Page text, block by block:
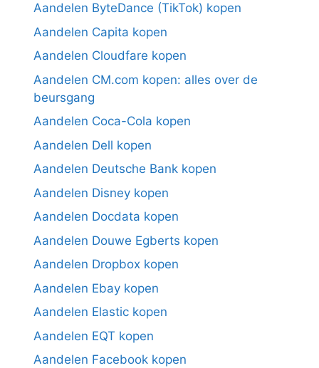
Aandelen ByteDance (TikTok) kopen
Aandelen Capita kopen
Aandelen Cloudfare kopen
Aandelen CM.com kopen: alles over de
beursgang
Aandelen Coca-Cola kopen
Aandelen Dell kopen
Aandelen Deutsche Bank kopen
Aandelen Disney kopen
Aandelen Docdata kopen
Aandelen Douwe Egberts kopen
Aandelen Dropbox kopen
Aandelen Ebay kopen
Aandelen Elastic kopen
Aandelen EQT kopen
Aandelen Facebook kopen